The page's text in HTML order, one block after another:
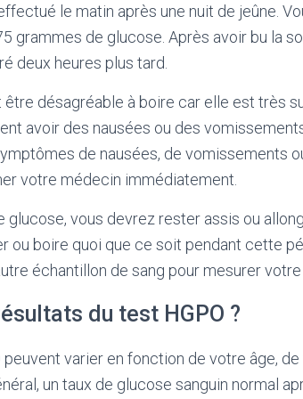
le matin après une nuit de jeûne.
grammes de glucose. Après avoir bu la
deux heures plus tard.
désagréable à boire car elle est très
avoir des nausées ou des
de nausées, de vomissements
votre médecin immédiatement.
glucose, vous devrez rester assis ou
ou boire quoi que ce soit pendant cette
échantillon de sang pour mesurer
du test HGPO ?
varier en fonction de votre âge,
un taux de glucose sanguin normal